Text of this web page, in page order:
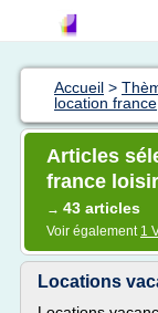
Accueil >
location france
Articles
france
→ 43 articles
Voir également 1
Locations